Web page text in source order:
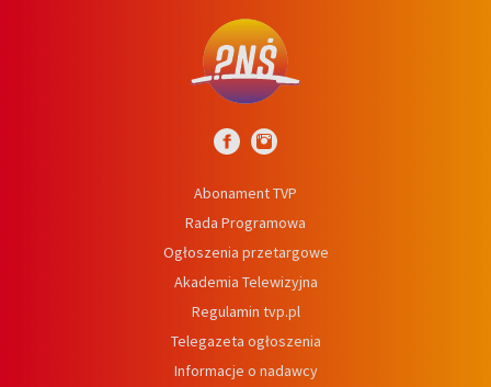
Abonament TVP
Rada Programowa
Ogłoszenia przetargowe
Akademia Telewizyjna
Regulamin tvp.pl
Telegazeta ogłoszenia
Informacje o nadawcy